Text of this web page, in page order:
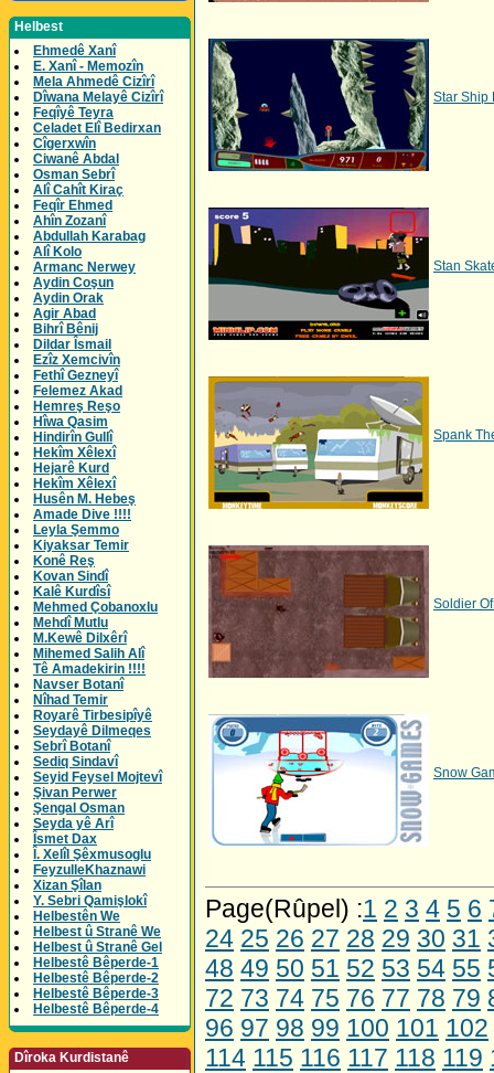
Helbest
Ehmedê Xanî
E. Xanî - Memozîn
Mela Ahmedê Cizîrî
Dîwana Melayê Cizîrî
Feqîyê Teyra
Celadet Elî Bedirxan
Cîgerxwîn
Ciwanê Abdal
Osman Sebrî
Alî Cahît Kiraç
Feqîr Ehmed
Ahîn Zozanî
Abdullah Karabag
Alî Kolo
Armanc Nerwey
Aydin Coşun
Aydin Orak
Agir Abad
Bihrî Bênij
Dildar Îsmail
Ezîz Xemcivîn
Fethî Gezneyî
Felemez Akad
Hemreş Reşo
Hîwa Qasim
Hindirîn Gullî
Hekîm Xêlexî
Hejarê Kurd
Hekîm Xêlexî
Husên M. Hebeş
Amade Dive !!!!
Leyla Şemmo
Kiyaksar Temir
Konê Reş
Kovan Sindî
Kalê Kurdîsî
Mehmed Çobanoxlu
Mehdî Mutlu
M.Kewê Dilxêrî
Mihemed Salih Alî
Tê Amadekirin !!!!
Navser Botanî
Nîhad Temir
Royarê Tirbesipîyê
Seydayê Dilmeqes
Sebrî Botanî
Sediq Sindavî
Seyid Feysel Mojtevî
Şivan Perwer
Şengal Osman
Seyda yê Arî
Îsmet Dax
Î. Xelîl Şêxmusoglu
FeyzulleKhaznawi
Xizan Şîlan
Y. Sebri Qamişlokî
Helbestên We
Helbest û Stranê We
Helbest û Stranê Gel
Helbestê Bêperde-1
Helbestê Bêperde-2
Helbestê Bêperde-3
Helbestê Bêperde-4
Dîroka Kurdistanê
Star Ship
Stan
Spank
Soldier
Snow
Page(Rûpel) :1 2 3 4 5 6
24 25 26 27 28 29 30 31
48 49 50 51 52 53 54 55
72 73 74 75 76 77 78 79
96 97 98 99 100 101 102
114 115 116 117 118 119